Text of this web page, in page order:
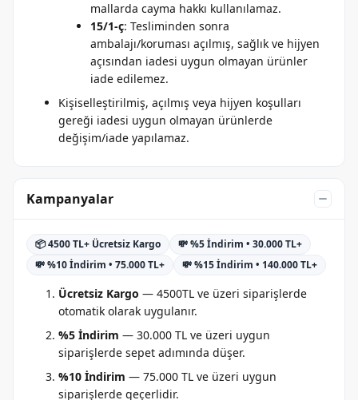
mallarda cayma hakkı kullanılamaz.
15/1-ç: Tesliminden sonra
ambalajı/koruması açılmış, sağlık ve hijyen
açısından iadesi uygun olmayan ürünler
iade edilemez.
Kişiselleştirilmiş, açılmış veya hijyen koşulları
gereği iadesi uygun olmayan ürünlerde
değişim/iade yapılamaz.
Kampanyalar
📦 4500 TL+ Ücretsiz Kargo
💸 %5 İndirim • 30.000 TL+
💸 %10 İndirim • 75.000 TL+
💸 %15 İndirim • 140.000 TL+
Ücretsiz Kargo — 4500TL ve üzeri siparişlerde
otomatik olarak uygulanır.
%5 İndirim — 30.000 TL ve üzeri uygun
siparişlerde sepet adımında düşer.
%10 İndirim — 75.000 TL ve üzeri uygun
siparişlerde geçerlidir.